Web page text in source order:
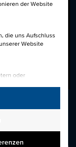
der Website
die uns Aufschluss
Website
oder
Plattformen
Services
Inhalte keine
ein tolles